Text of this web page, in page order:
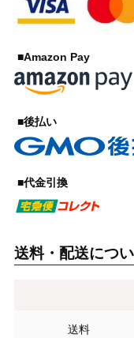
■Amazon Pay
■後払い
■代金引換
送料・配送につ
送料